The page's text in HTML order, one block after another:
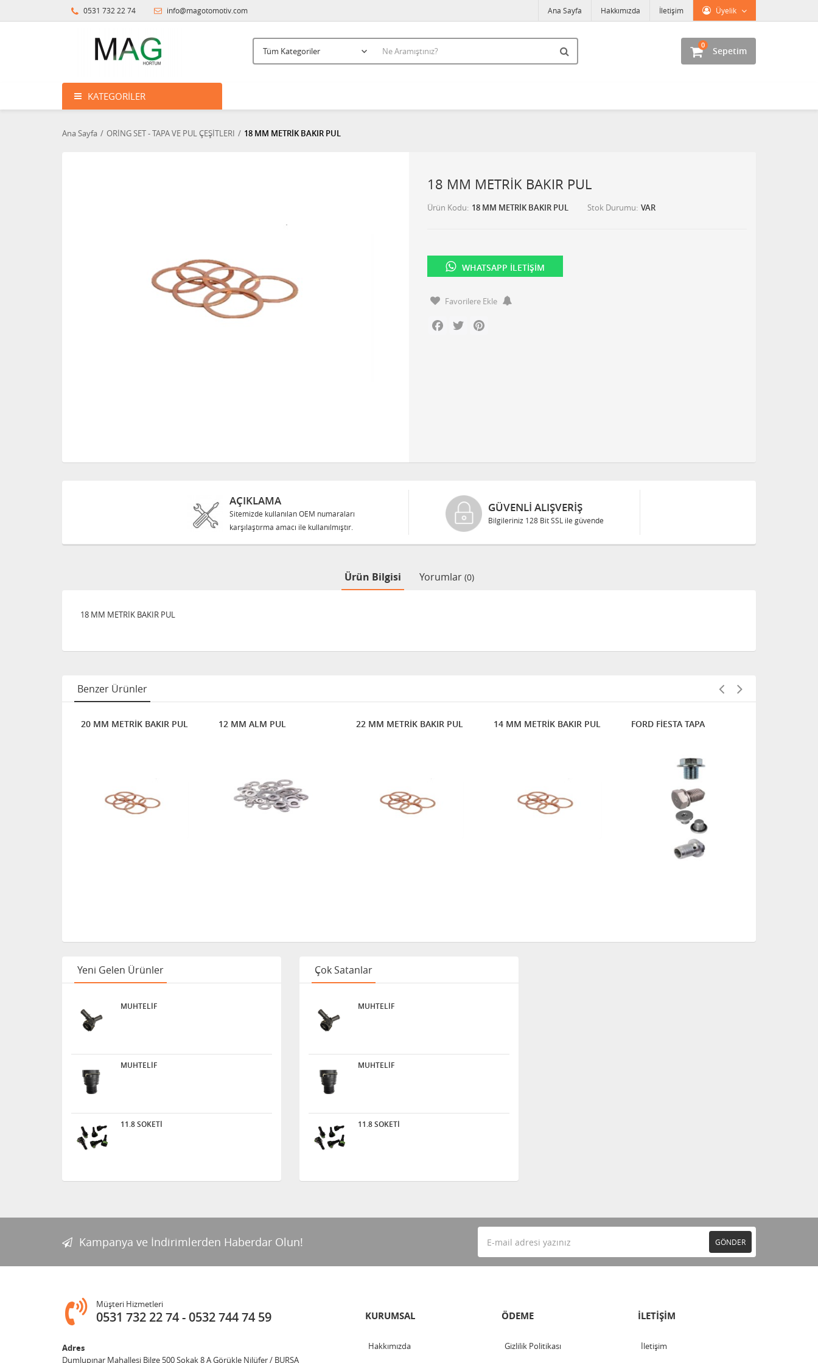
0531 732 22 74 info@magotomotiv.com Üyelik
Ana Sayfa Hakkımızda İletişim
Sepetim
0
KATEGORILER
Ana Sayfa ORİNG SET - TAPA VE PUL ÇEŞİTLERI 18 MM METRİK BAKIR PUL
18 MM METRİK BAKIR PUL
Ürün Kodu 18 MM METRİK BAKIR PUL Stok Durumu VAR
WHATSAPP İLETIŞIM
Favorilere Ekle
Facebook
Twitter
AÇIKLAMA
Sitemizde kullanılan OEM numaraları
karşılaştırma amacı ile kullanılmıştır.
GÜVENLI ALIŞVERIŞ
Bilgileriniz 128 Bit SSL ile güvende
Ürün Bilgisi Yorumlar (0)
18 MM METRİK BAKIR PUL
Benzer Ürünler
20 MM METRİK BAKIR PUL 12 MM ALM PUL 22 MM METRİK BAKIR PUL 14 MM METRİK BAKIR PUL FORD FİESTA TAPA
Yeni Gelen Ürünler
MUHTELİF
MUHTELİF
11.8 SOKETİ
Çok Satanlar
MUHTELİF
MUHTELİF
11.8 SOKETİ
Kampanya ve İndirimlerden Haberdar Olun! GÖNDER
Müşteri Hizmetleri
0531 732 22 74 0532 744 74 59
Adres
Dumlupınar Mahallesi Bilge 500 Sokak 8 A Görükle Nilüfer / BURSA
KURUMSAL
Hakkımızda
ÖDEME
Gizlilik Politikası
İLETİŞİM
İletişim